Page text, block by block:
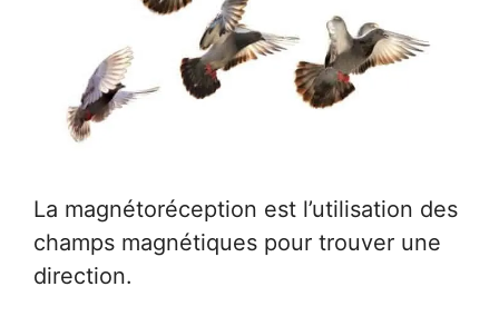
La magnétoréception est l’utilisation des
champs magnétiques pour trouver une
direction.